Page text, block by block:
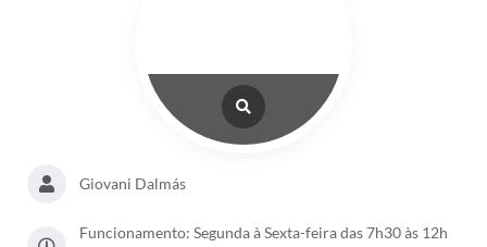
Giovani Dalmás
Funcionamento: Segunda à Sexta-feira das 7h30 às 12h